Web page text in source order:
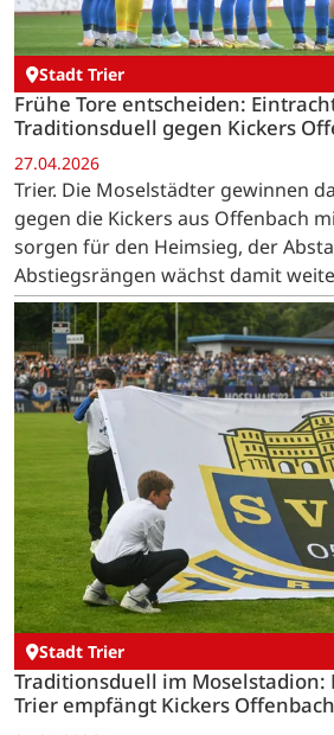
Stadt Trier
Frühe Tore entscheiden:
Traditionsduell gegen Kickers
27.04.2026
Trier. Die Moselstädter gewinnen
gegen die Kickers aus Offenbach
sorgen für den Heimsieg, der
Abstiegsrängen wächst damit
Stadt Trier
Traditionsduell im Moselstadion:
Trier empfängt Kickers Offenbach